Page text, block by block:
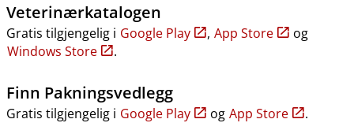
Veterinærkatalogen
Gratis tilgjengelig i Google Play , App Store
og
Windows Store
.
Finn Pakningsvedlegg
Gratis tilgjengelig i Google Play og App Store .